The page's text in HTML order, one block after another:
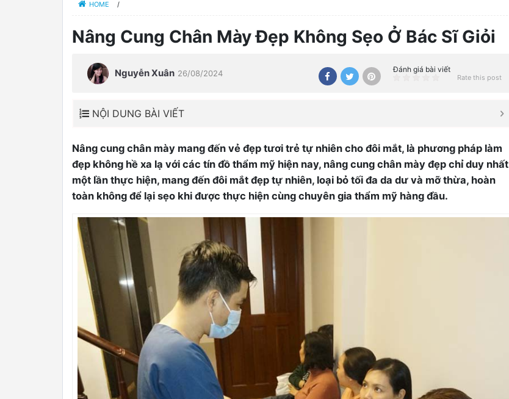
HOME /
Nâng Cung Chân Mày Đẹp Không Sẹo Ở Bác Sĩ Giỏi
Nguyễn Xuân 26/08/2024 Đánh giá bài viết
Rate this post
NỘI DUNG BÀI VIẾT
Nâng cung chân mày mang đến vẻ đẹp tươi trẻ tự nhiên cho đôi mắt, là phương pháp làm
đẹp không hề xa lạ với các tín đồ thẩm mỹ hiện nay, nâng cung chân mày đẹp chỉ duy nhất
một lần thực hiện, mang đến đôi mắt đẹp tự nhiên, loại bỏ tối đa da dư và mỡ thừa, hoàn
toàn không để lại sẹo khi được thực hiện cùng chuyên gia thẩm mỹ hàng đầu.